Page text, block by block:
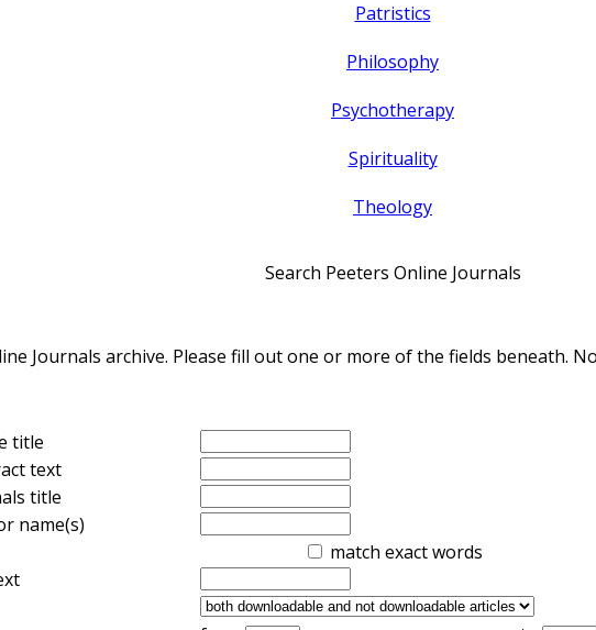
Patristics
Philosophy
Psychotherapy
Spirituality
Theology
Search Peeters Online Journals
Journals archive. Please fill out one or more of the fields beneath.
title
text
title
name(s)
match exact words